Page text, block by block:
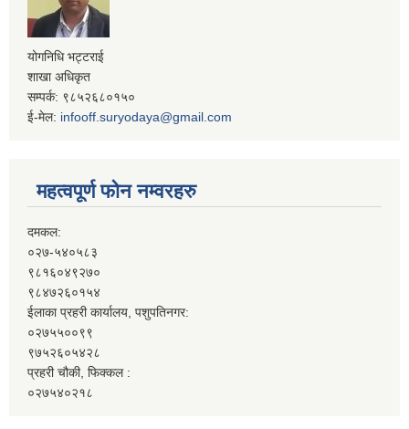
योगनिधि भट्टराई
शाखा अधिकृत
सम्पर्क: ९८५२६८०१५०
ई-मेल: infooff.suryodaya@gmail.com
महत्वपूर्ण फोन नम्वरहरु
दमकल:
०२७-५४०५८३
९८१६०४९२७०
९८४७२६०१५४
ईलाका प्रहरी कार्यालय, पशुपतिनगर:
०२७५५००९९
९७५२६०५४२८
प्रहरी चौकी, फिक्कल :
०२७५४०२१८